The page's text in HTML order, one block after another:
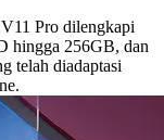
Pro dilengkapi
hingga 256GB, dan
telah diadaptasi